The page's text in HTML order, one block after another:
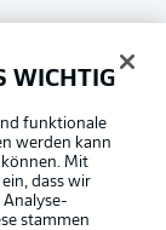
WICHTIG
funktionale
werden kann
Mit
dass wir
stammen